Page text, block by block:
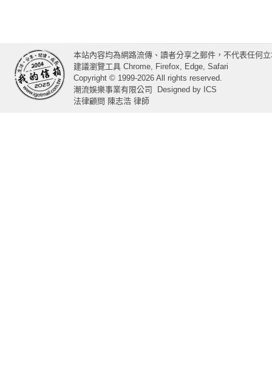
本站內容均為網路流傳、讀者分享之郵件，不代表任何
建議瀏覽工具 Chrome, Firefox, Edge, Safari
Copyright © 1999-2026 All rights reserved.
潮流娛樂事業有限公司
Designed by ICS
法律顧問 陳志浩 律師